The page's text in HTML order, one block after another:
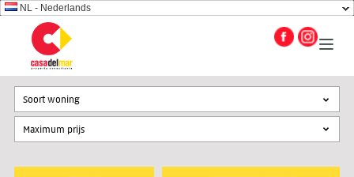
NL - Nederlands
Soort woning